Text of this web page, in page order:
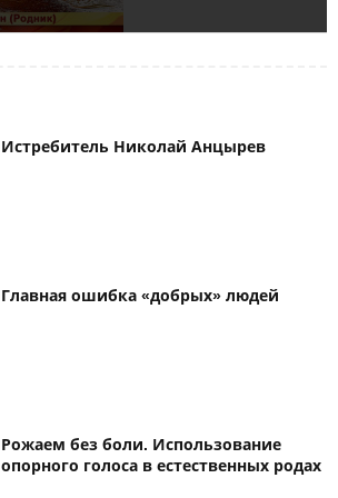
Истребитель Николай Анцырев
Главная ошибка «добрых» людей
Рожаем без боли. Использование
опорного голоса в естественных родах